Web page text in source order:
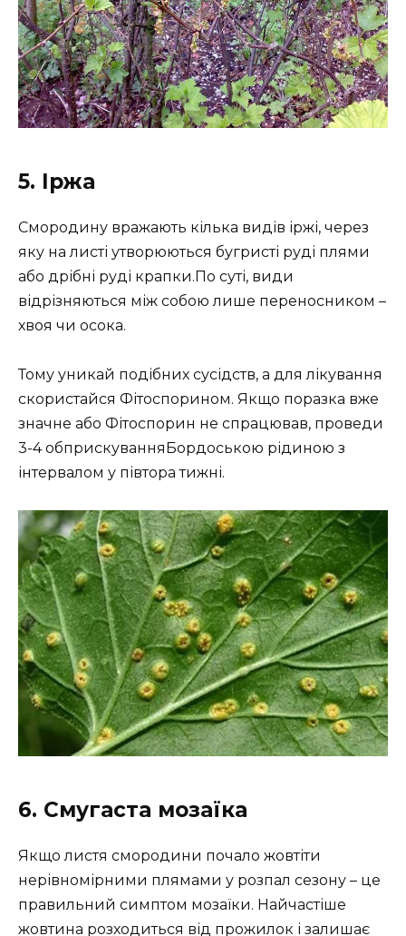
5. Іржа
Смородину вражають кілька видів іржі, через
яку на листі утворюються бугристі руді плями
або дрібні руді крапки.По суті, види
відрізняються між собою лише переносником –
хвоя чи осока.
Тому уникай подібних сусідств, а для лікування
скористайся Фітоспорином. Якщо поразка вже
значне або Фітоспорин не спрацював, проведи
3-4 обприскуванняБордоською рідиною з
інтервалом у півтора тижні.
6. Смугаста мозаїка
Якщо листя смородини почало жовтіти
нерівномірними плямами у розпал сезону – це
правильний симптом мозаїки. Найчастіше
жовтина розходиться від прожилок і залишає